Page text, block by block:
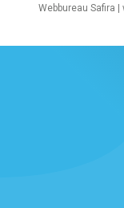
Webbureau Safira |